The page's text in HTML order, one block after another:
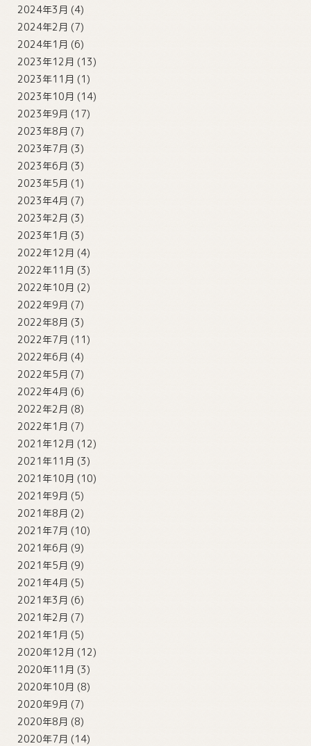
2024年3月 (4)
2024年2月 (7)
2024年1月 (6)
2023年12月 (13)
2023年11月 (1)
2023年10月 (14)
2023年9月 (17)
2023年8月 (7)
2023年7月 (3)
2023年6月 (3)
2023年5月 (1)
2023年4月 (7)
2023年2月 (3)
2023年1月 (3)
2022年12月 (4)
2022年11月 (3)
2022年10月 (2)
2022年9月 (7)
2022年8月 (3)
2022年7月 (11)
2022年6月 (4)
2022年5月 (7)
2022年4月 (6)
2022年2月 (8)
2022年1月 (7)
2021年12月 (12)
2021年11月 (3)
2021年10月 (10)
2021年9月 (5)
2021年8月 (2)
2021年7月 (10)
2021年6月 (9)
2021年5月 (9)
2021年4月 (5)
2021年3月 (6)
2021年2月 (7)
2021年1月 (5)
2020年12月 (12)
2020年11月 (3)
2020年10月 (8)
2020年9月 (7)
2020年8月 (8)
2020年7月 (14)